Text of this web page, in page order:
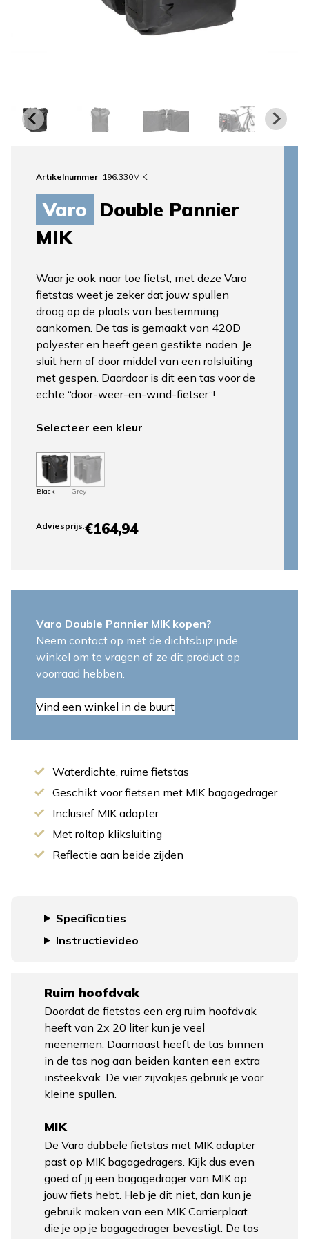
Artikelnummer: 196.330MIK
Varo
Double Pannier
MIK
Waar je ook naar toe fietst, met deze Varo
fietstas weet je zeker dat jouw spullen
droog op de plaats van bestemming
aankomen. De tas is gemaakt van 420D
polyester en heeft geen gestikte naden. Je
sluit hem af door middel van een rolsluiting
met gespen. Daardoor is dit een tas voor de
echte “door-weer-en-wind-fietser”!
Selecteer een kleur
Black Grey
Adviesprijs:€164,94
Varo Double Pannier MIK kopen?
Neem contact op met de dichtsbijzijnde
winkel om te vragen of ze dit product op
voorraad hebben.
Vind een winkel in de buurt
Waterdichte, ruime fietstas
Geschikt voor fietsen met MIK bagagedrager
Inclusief MIK adapter
Met roltop kliksluiting
Reflectie aan beide zijden
Specificaties
Instructievideo
Ruim hoofdvak
Doordat de fietstas een erg ruim hoofdvak
heeft van 2x 20 liter kun je veel
meenemen. Daarnaast heeft de tas binnen
in de tas nog aan beiden kanten een extra
insteekvak. De vier zijvakjes gebruik je voor
kleine spullen.
MIK
De Varo dubbele fietstas met MIK adapter
past op MIK bagagedragers. Kijk dus even
goed of jij een bagagedrager van MIK op
jouw fiets hebt. Heb je dit niet, dan kun je
gebruik maken van een MIK Carrierplaat
die je op je bagagedrager bevestigt. De tas